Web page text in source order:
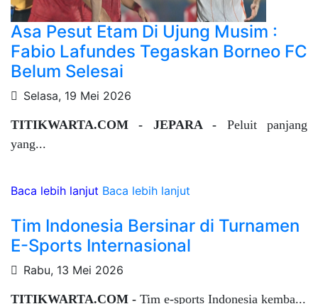
Asa Pesut Etam Di Ujung Musim :
Fabio Lafundes Tegaskan Borneo FC
Belum Selesai
Selasa, 19 Mei 2026
TITIKWARTA.COM - JEPARA - Peluit panjang
yang...
Baca lebih lanjut Baca lebih lanjut
Tim Indonesia Bersinar di Turnamen
E-Sports Internasional
Rabu, 13 Mei 2026
TITIKWARTA.COM - Tim e-sports Indonesia kemba...